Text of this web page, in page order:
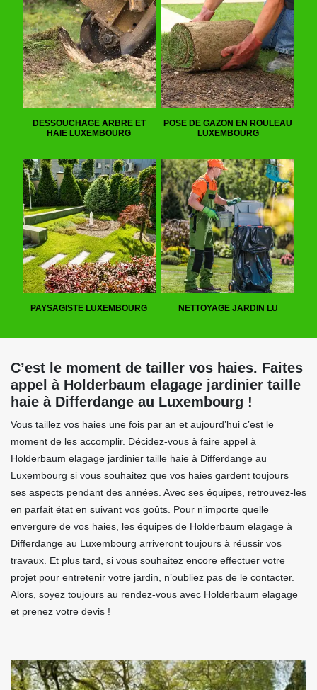
DESSOUCHAGE ARBRE ET
HAIE LUXEMBOURG
POSE DE GAZON EN ROULEAU
LUXEMBOURG
PAYSAGISTE LUXEMBOURG NETTOYAGE JARDIN LU
C’est le moment de tailler vos haies. Faites
appel à Holderbaum elagage jardinier taille
haie à Differdange au Luxembourg !
Vous taillez vos haies une fois par an et aujourd’hui c’est le
moment de les accomplir. Décidez-vous à faire appel à
Holderbaum elagage jardinier taille haie à Differdange au
Luxembourg si vous souhaitez que vos haies gardent toujours
ses aspects pendant des années. Avec ses équipes, retrouvez-les
en parfait état en suivant vos goûts. Pour n’importe quelle
envergure de vos haies, les équipes de Holderbaum elagage à
Differdange au Luxembourg arriveront toujours à réussir vos
travaux. Et plus tard, si vous souhaitez encore effectuer votre
projet pour entretenir votre jardin, n’oubliez pas de le contacter.
Alors, soyez toujours au rendez-vous avec Holderbaum elagage
et prenez votre devis !